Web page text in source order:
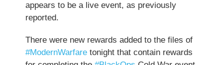
appears to be a live event, as previously
reported.
There were new rewards added to the files of
#ModernWarfare tonight that contain rewards